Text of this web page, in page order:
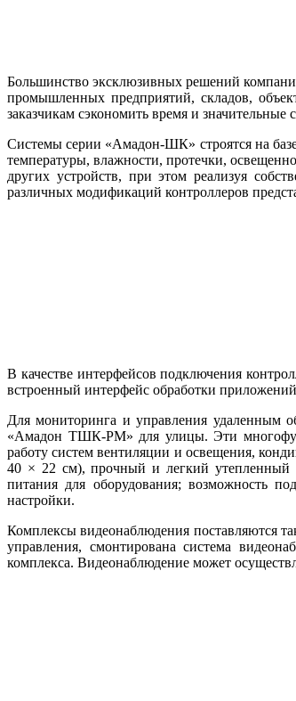
Большинство эксклюзивных решений
промышленных предприятий, складов,
заказчикам сэкономить время и
Системы серии «Амадон-ШК» строятся на
температуры, влажности, протечки,
других устройств, при этом реализуя
различных модификаций контроллеров
В качестве интерфейсов подключения
встроенный интерфейс обработки
Для мониторинга и управления удаленным
«Амадон ТШК-РМ» для улицы. Эти
работу систем вентиляции и освещения,
40 × 22 см), прочный и легкий утепленный
питания для оборудования; возможность
настройки.
Комплексы видеонаблюдения
управления, смонтирована система
комплекса. Видеонаблюдение может